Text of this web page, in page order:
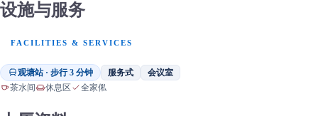
设施与服务
FACILITIES & SERVICES
观塘站 · 步行 3 分钟 服务式 会议室
茶水间 休息区 全家俬